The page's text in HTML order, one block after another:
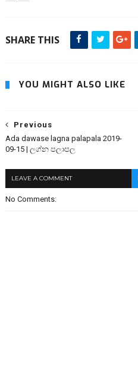
SHARE THIS
YOU MIGHT ALSO LIKE
Previous
Ada dawase lagna palapala 2019-
09-15 | ලග්න පලාපල
LEAVE A COMMENT
No Comments: